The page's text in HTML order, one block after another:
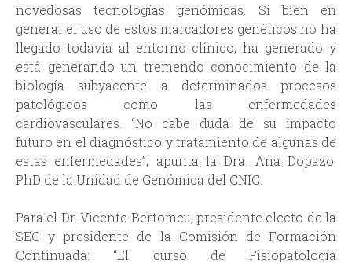
novedosas tecnologías genómicas. Si bien en
general el uso de estos marcadores genéticos no ha
llegado todavía al entorno clínico, ha generado y
está generando un tremendo conocimiento de la
biología subyacente a determinados procesos
patológicos como las enfermedades
cardiovasculares. “No cabe duda de su impacto
futuro en el diagnóstico y tratamiento de algunas de
estas enfermedades”, apunta la Dra. Ana Dopazo,
PhD de la Unidad de Genómica del CNIC.
Para el Dr. Vicente Bertomeu, presidente electo de la
SEC y presidente de la Comisión de Formación
Continuada: “El curso de Fisiopatología